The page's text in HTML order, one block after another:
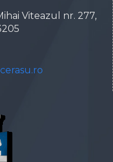
Viteazul nr. 277,